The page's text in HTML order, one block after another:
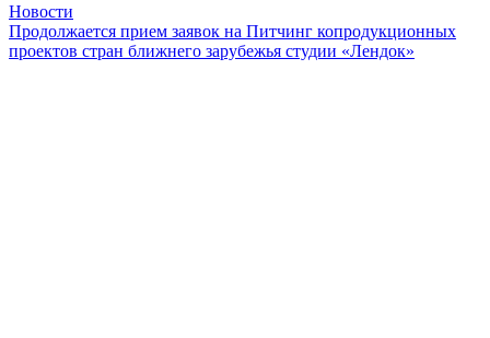
Новости
Продолжается прием заявок на Питчинг копродукционных
проектов стран ближнего зарубежья студии «Лендок»